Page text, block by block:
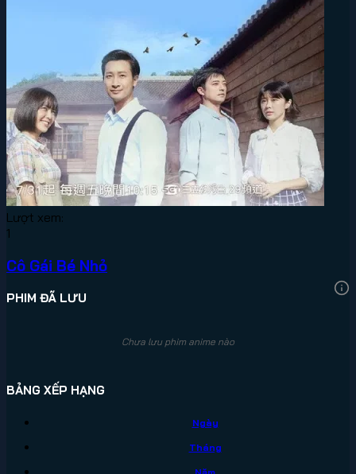
Lượt xem:
1
Cô Gái Bé Nhỏ
PHIM ĐÃ LƯU
Chưa lưu phim anime nào
BẢNG XẾP HẠNG
Ngày
Tháng